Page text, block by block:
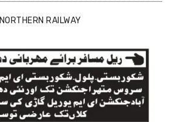
NORTHERN RAILWAY